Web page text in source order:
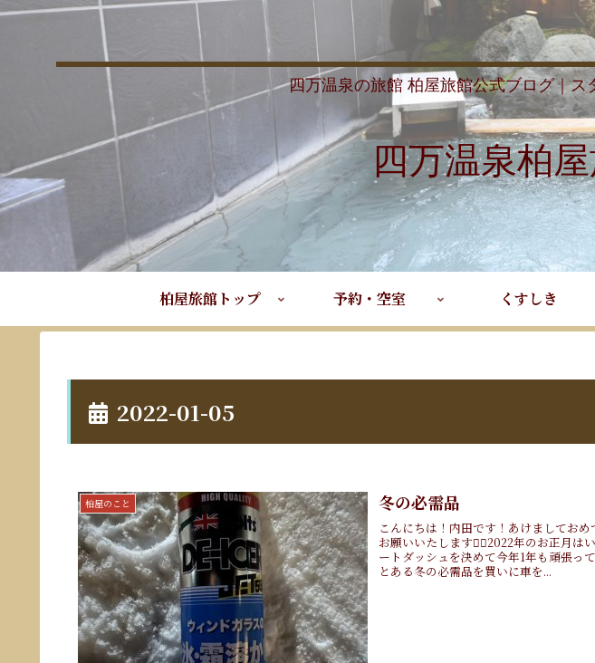
四万温泉の旅館 柏屋旅館公式ブログ｜
四万温泉柏
柏屋旅館トップ 予約・空室 くすしき
2022-01-05
柏屋のこと 冬の必需品
こんにちは！内田です！あけましてお
お願いいたします🙇‍♀️2022年のお正月は
ートダッシュを決めて今年1年も頑張っ
とある冬の必需品を買いに車を...